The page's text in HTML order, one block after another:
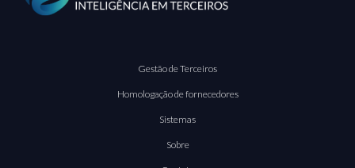
Gestão de Terceiros
Homologação de fornecedores
Sistemas
Sobre